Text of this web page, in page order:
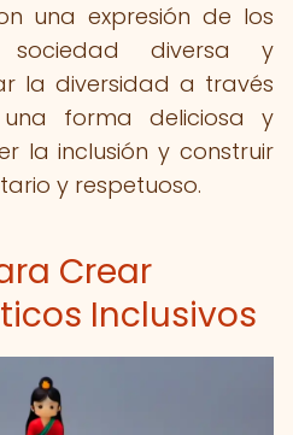
una expresión de los
diversa y
la diversidad a través
forma deliciosa y
la inclusión y construir
y respetuoso.
Crear
Inclusivos